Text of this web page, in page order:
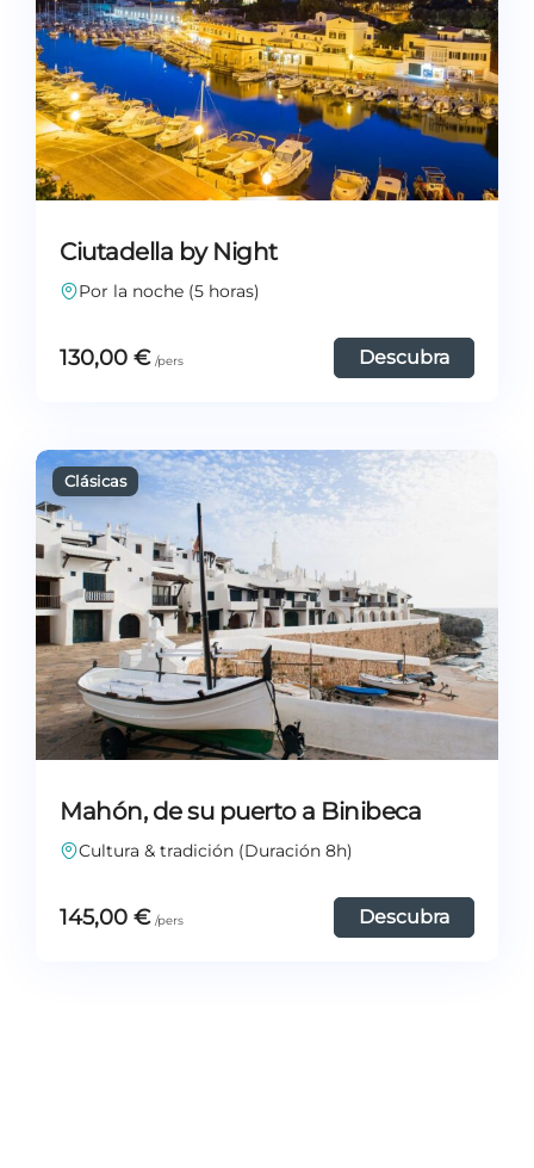
Ciutadella by Night
Por la noche (5 horas)
130,00 € Descubra
Mahón, de su puerto a Binibeca
Cultura & tradición (Duración 8h)
145,00 € Descubra